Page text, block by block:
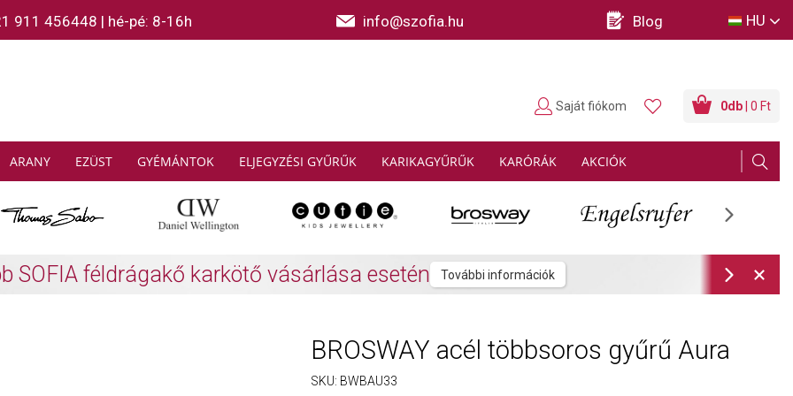
911 456448 | hé-pé: 8-16h info@szofia.hu Blog HU
ARANY EZÜST GYÉMÁNTOK ELJEGYZÉSI GYŰRŰK KARIKAGYŰRŰK KARÓRÁK AKCIÓK
0db | 0 Ft
Saját fiókom
SABO: Gyűjtsön és spóroljon További információk
BROSWAY acél többsoros gyűrű Aura
SKU: BWBAU33